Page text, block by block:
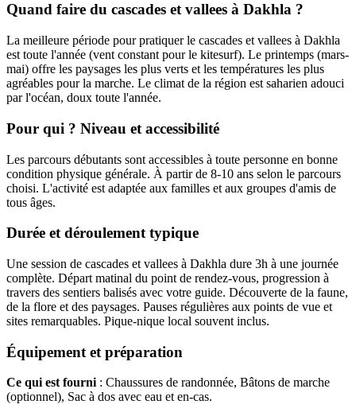
Quand faire du cascades et vallees à Dakhla ?
La meilleure période pour pratiquer le cascades et vallees à Dakhla
est toute l'année (vent constant pour le kitesurf). Le printemps (mars-
mai) offre les paysages les plus verts et les températures les plus
agréables pour la marche. Le climat de la région est saharien adouci
par l'océan, doux toute l'année.
Pour qui ? Niveau et accessibilité
Les parcours débutants sont accessibles à toute personne en bonne
condition physique générale. À partir de 8-10 ans selon le parcours
choisi. L'activité est adaptée aux familles et aux groupes d'amis de
tous âges.
Durée et déroulement typique
Une session de cascades et vallees à Dakhla dure 3h à une journée
complète. Départ matinal du point de rendez-vous, progression à
travers des sentiers balisés avec votre guide. Découverte de la faune,
de la flore et des paysages. Pauses régulières aux points de vue et
sites remarquables. Pique-nique local souvent inclus.
Équipement et préparation
Ce qui est fourni: Chaussures de randonnée, Bâtons de marche
(optionnel), Sac à dos avec eau et en-cas.